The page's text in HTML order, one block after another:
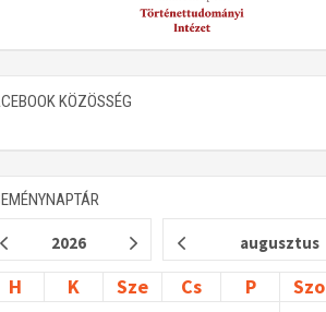
KÖZÖSSÉG
2026 augusztus
H K Sze Cs P Szo